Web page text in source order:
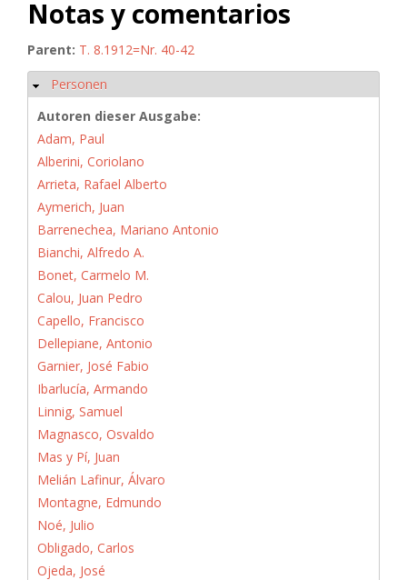
Notas y comentarios
Parent: T. 8.1912=Nr. 40-42
Hide
Personen
Autoren dieser Ausgabe:
Adam, Paul
Alberini, Coriolano
Arrieta, Rafael Alberto
Aymerich, Juan
Barrenechea, Mariano Antonio
Bianchi, Alfredo A.
Bonet, Carmelo M.
Calou, Juan Pedro
Capello, Francisco
Dellepiane, Antonio
Garnier, José Fabio
Ibarlucía, Armando
Linnig, Samuel
Magnasco, Osvaldo
Mas y Pí, Juan
Melián Lafinur, Álvaro
Montagne, Edmundo
Noé, Julio
Obligado, Carlos
Ojeda, José